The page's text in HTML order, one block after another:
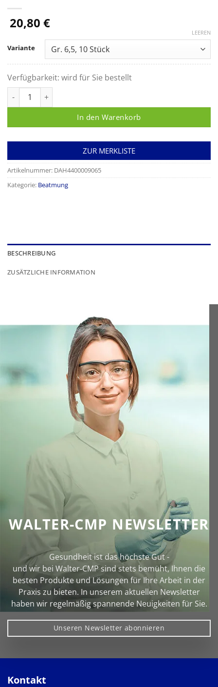
20,80 €
Variante
LEEREN
Verfügbarkeit: wird für Sie bestellt
Endotrachealtubus Magill mit Cuff und Führungsstab Menge
In den Warenkorb
ZUR MERKLISTE
Artikelnummer: DAH4400009065
Kategorie: Beatmung
BESCHREIBUNG
ZUSÄTZLICHE INFORMATION
WALTER-CMP NEWSLETTER
Gesundheit ist das höchste Gut -
und wir bei Walter‑CMP sind stets bemüht, Ihnen die
besten Produkte und Lösungen für Ihre Arbeit in der
Praxis zu bieten. In unserem aktuellen Newsletter
haben wir regelmäßig spannende Neuigkeiten für Sie.
Unseren Newsletter abonnieren
Kontakt